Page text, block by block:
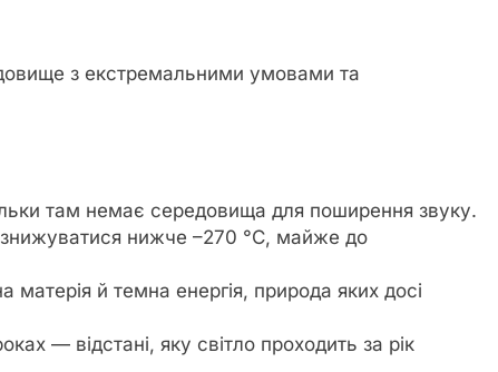
з екстремальними умовами та
там немає середовища для поширення звуку.
нижче –270 °C, майже до
матерія й темна енергія, природа яких досі
— відстані, яку світло проходить за рік